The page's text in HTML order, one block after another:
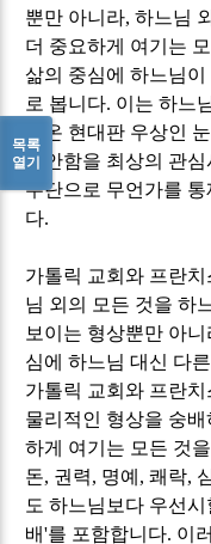
뿐만 아니라,하느님
더 중요하게 여기는
삶의 중심에 하느님
로 봅니다. 이는 하느
나온 현대판 우상인
편안함을 최상의 관
수단으로 무언가를
다.
가톨릭 교회와 프란
님 외의 모든 것을 하
보이는 형상뿐만 아
심에 하느님 대신 다
가톨릭 교회와 프란
물리적인 형상을 숭배
하게 여기는 모든 것
돈, 권력, 명예 ,쾌락,
도 하느님보다 우선
배'를 포함합니다. 이
목록
열기